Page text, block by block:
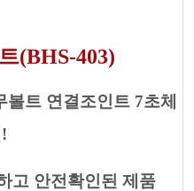
(BHS-403)
트 연결조인트 7초체
고 안전확인된 제품